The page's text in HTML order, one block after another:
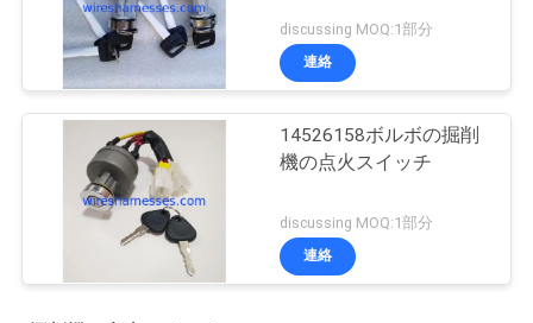
discussing MOQ:1部分
連絡
14526158ボルボの掘削
機の点火スイッチ
discussing MOQ:1部分
連絡